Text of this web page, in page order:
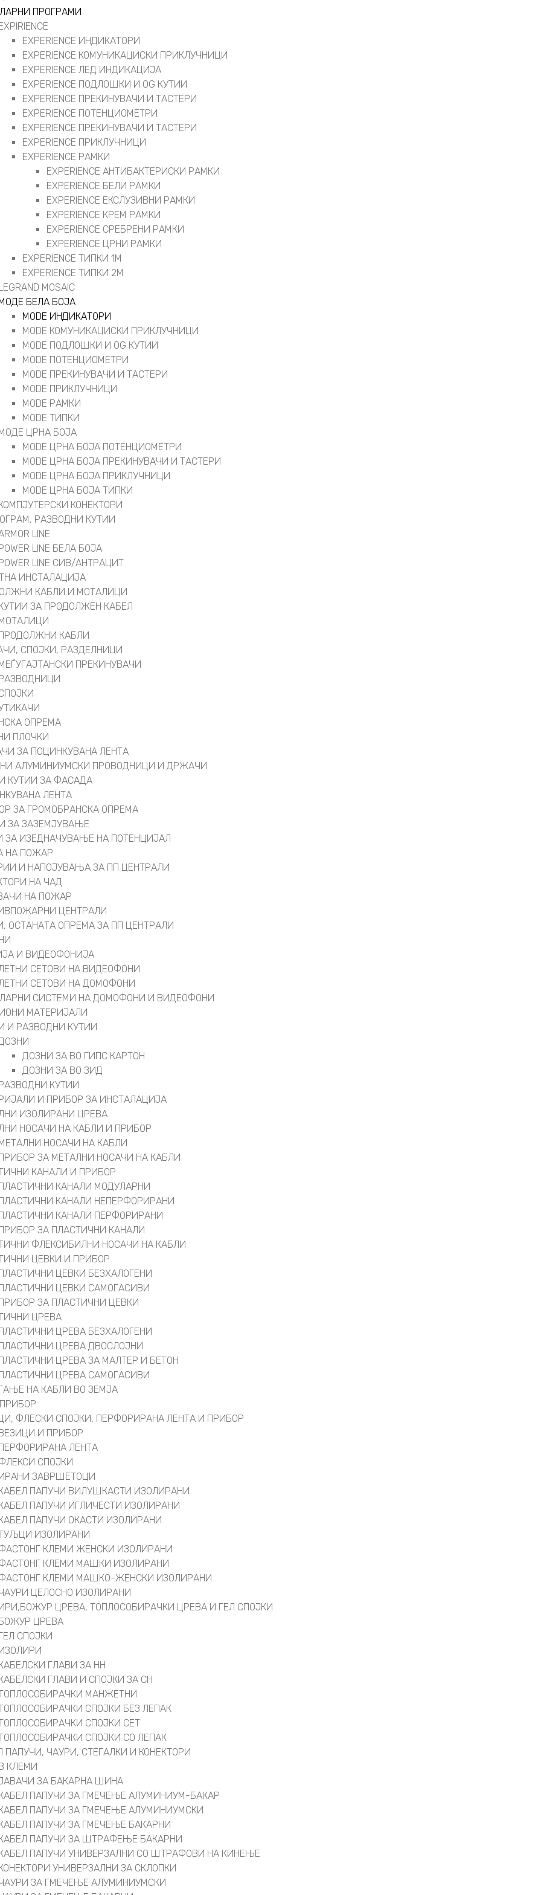
ПРОГРАМИ
EXPERIENCE ИНДИКАТОРИ
EXPERIENCE КОМУНИКАЦИСКИ ПРИКЛУЧНИЦИ
EXPERIENCE ЛЕД ИНДИКАЦИЈА
EXPERIENCE ПОДЛОШКИ И OG КУТИИ
EXPERIENCE ПРЕКИНУВАЧИ И ТАСТЕРИ
EXPERIENCE ПОТЕНЦИОМЕТРИ
EXPERIENCE ПРЕКИНУВАЧИ И ТАСТЕРИ
EXPERIENCE ПРИКЛУЧНИЦИ
EXPERIENCE РАМКИ
EXPERIENCE АНТИБАКТЕРИСКИ РАМКИ
EXPERIENCE БЕЛИ РАМКИ
EXPERIENCE ЕКСЛУЗИВНИ РАМКИ
EXPERIENCE КРЕМ РАМКИ
EXPERIENCE СРЕБРЕНИ РАМКИ
EXPERIENCE ЦРНИ РАМКИ
EXPERIENCE ТИПКИ 1M
EXPERIENCE ТИПКИ 2М
MOSAIC
БЕЛА БОЈА
MODE ИНДИКАТОРИ
MODE КОМУНИКАЦИСКИ ПРИКЛУЧНИЦИ
MODE ПОДЛОШКИ И OG КУТИИ
MODE ПОТЕНЦИОМЕТРИ
MODE ПРEКИНУВАЧИ И ТАСТЕРИ
MODE ПРИКЛУЧНИЦИ
MODE РАМКИ
MODE ТИПКИ
ЦРНА БОЈА
MODE ЦРНА БОЈА ПОТЕНЦИОМЕТРИ
MODE ЦРНА БОЈА ПРЕКИНУВАЧИ И ТАСТЕРИ
MODE ЦРНА БОЈА ПРИКЛУЧНИЦИ
MODE ЦРНА БОЈА ТИПКИ
КОНЕКТОРИ
РАЗВОДНИ КУТИИ
LINE
LINE БЕЛА БОЈА
LINE СИВ/АНТРАЦИТ
ИНСТАЛАЦИЈА
КАБЛИ И МОТАЛИЦИ
ЗА ПРОДОЛЖЕН КАБЕЛ
КАБЛИ
СПОЈКИ, РАЗДЕЛНИЦИ
ПРЕКИНУВАЧИ
ОПРЕМА
ПЛОЧКИ
ЗА ПОЦИНКУВАНА ЛЕНТА
АЛУМИНИУМСКИ ПРОВОДНИЦИ И ДРЖАЧИ
КУТИИ ЗА ФАСАДА
ЛЕНТА
ЗА ГРОМОБРАНСКА ОПРЕМА
ЗА ЗАЗЕМЈУВАЊЕ
ИЗЕДНАЧУВАЊЕ НА ПОТЕНЦИЈАЛ
НА ПОЖАР
И НАПОЈУВАЊА ЗА ПП ЦЕНТРАЛИ
НА ЧАД
НА ПОЖАР
ЦЕНТРАЛИ
ОСТАНАТА ОПРЕМА ЗА ПП ЦЕНТРАЛИ
И ВИДЕОФОНИЈА
СЕТОВИ НА ВИДЕОФОНИ
СЕТОВИ НА ДОМОФОНИ
СИСТЕМИ НА ДОМОФОНИ И ВИДЕОФОНИ
МАТЕРИЈАЛИ
И РАЗВОДНИ КУТИИ
ДОЗНИ ЗА ВО ГИПС КАРТОН
ДОЗНИ ЗА ВО ЗИД
КУТИИ
И ПРИБОР ЗА ИНСТАЛАЦИЈА
ИЗОЛИРАНИ ЦРЕВА
НОСАЧИ НА КАБЛИ И ПРИБОР
НОСАЧИ НА КАБЛИ
ЗА МЕТАЛНИ НОСАЧИ НА КАБЛИ
КАНАЛИ И ПРИБОР
КАНАЛИ МОДУЛАРНИ
КАНАЛИ НЕПЕРФОРИРАНИ
КАНАЛИ ПЕРФОРИРАНИ
ЗА ПЛАСТИЧНИ КАНАЛИ
ФЛЕКСИБИЛНИ НОСАЧИ НА КАБЛИ
ЦЕВКИ И ПРИБОР
ЦЕВКИ БЕЗХАЛОГЕНИ
ЦЕВКИ САМОГАСИВИ
ЗА ПЛАСТИЧНИ ЦЕВКИ
ЦРЕВА
ЦРЕВА БЕЗХАЛОГЕНИ
ЦРЕВА ДВОСЛОЈНИ
ЦРЕВА ЗА МАЛТЕР И БЕТОН
ЦРЕВА САМОГАСИВИ
НА КАБЛИ ВО ЗЕМЈА
ФЛЕСКИ СПОЈКИ, ПЕРФОРИРАНА ЛЕНТА И ПРИБОР
И ПРИБОР
ЛЕНТА
СПОЈКИ
ЗАВРШЕТОЦИ
ПАПУЧИ ВИЛУШКАСТИ ИЗОЛИРАНИ
ПАПУЧИ ИГЛИЧЕСТИ ИЗОЛИРАНИ
ПАПУЧИ ОКАСТИ ИЗОЛИРАНИ
ИЗОЛИРАНИ
КЛЕМИ ЖЕНСКИ ИЗОЛИРАНИ
КЛЕМИ МАШКИ ИЗОЛИРАНИ
КЛЕМИ МАШКO-ЖЕНСКИ ИЗОЛИРАНИ
ЦЕЛОСНО ИЗОЛИРАНИ
ЦРЕВА, ТОПЛОСОБИРАЧКИ ЦРЕВА И ГЕЛ СПОЈКИ
ЦРЕВА
СПОЈКИ
ГЛАВИ ЗА НН
ГЛАВИ И СПОЈКИ ЗА СН
МАНЖЕТНИ
СПОЈКИ БЕЗ ЛЕПАК
СПОЈКИ СЕТ
СПОЈКИ СО ЛЕПАК
ПАПУЧИ, ЧАУРИ, СТЕГАЛКИ И КОНЕКТОРИ
КЛЕМИ
ЗА БАКАРНА ШИНА
ПАПУЧИ ЗА ГМЕЧЕЊЕ АЛУМИНИУМ-БАКАР
ПАПУЧИ ЗА ГМЕЧЕЊЕ АЛУМИНИУМСКИ
ПАПУЧИ ЗА ГМЕЧЕЊЕ БАКАРНИ
ПАПУЧИ ЗА ШТРАФЕЊЕ БАКАРНИ
ПАПУЧИ УНИВЕРЗАЛНИ СО ШТРАФОВИ НА КИНЕЊЕ
УНИВЕРЗАЛНИ ЗА СКЛОПКИ
ЗА ГМЕЧЕЊЕ АЛУМИНИУМСКИ